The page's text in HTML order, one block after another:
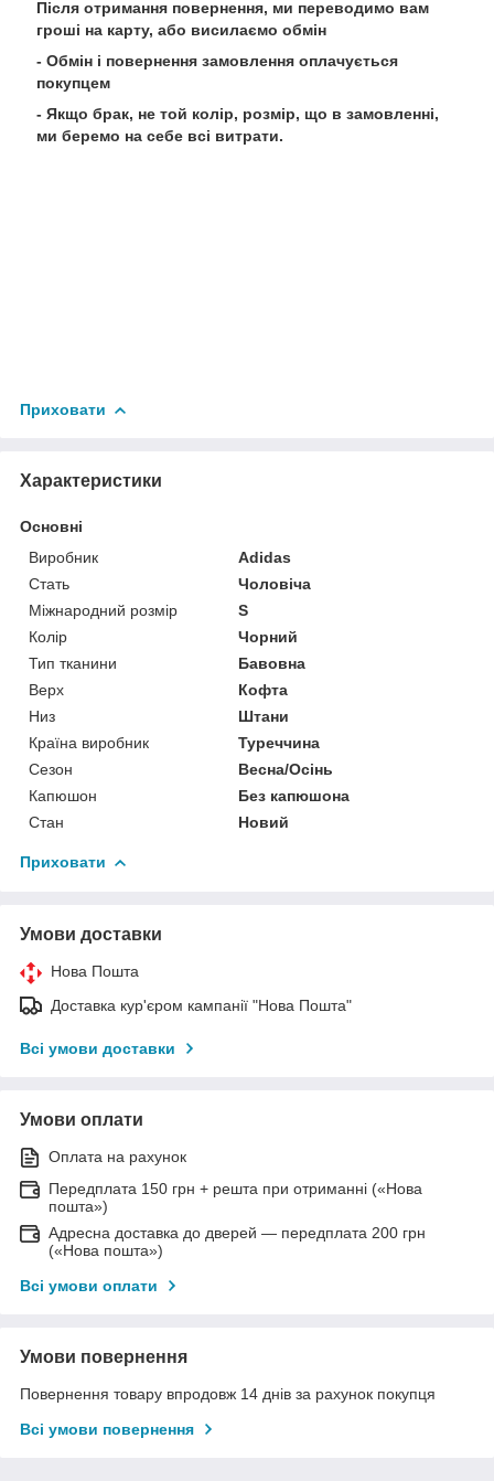
Після отримання повернення, ми переводимо вам
гроші на карту, або висилаємо обмін
- Обмін і повернення замовлення оплачується
покупцем
- Якщо брак, не той колір, розмір, що в замовленні,
ми беремо на себе всі витрати.
Приховати
Характеристики
Основні
Виробник
Adidas
Стать
Чоловіча
Міжнародний розмір
S
Колір
Чорний
Тип тканини
Бавовна
Верх
Кофта
Низ
Штани
Країна виробник
Туреччина
Сезон
Весна/Осінь
Капюшон
Без капюшона
Стан
Новий
Приховати
Умови доставки
Нова Пошта
Доставка кур'єром кампанії "Нова Пошта"
Всі умови доставки
Умови оплати
Оплата на рахунок
Передплата 150 грн + решта при отриманні («Нова
пошта»)
Адресна доставка до дверей — передплата 200 грн
(«Нова пошта»)
Всі умови оплати
Умови повернення
Повернення товару впродовж 14 днів за рахунок покупця
Всі умови повернення